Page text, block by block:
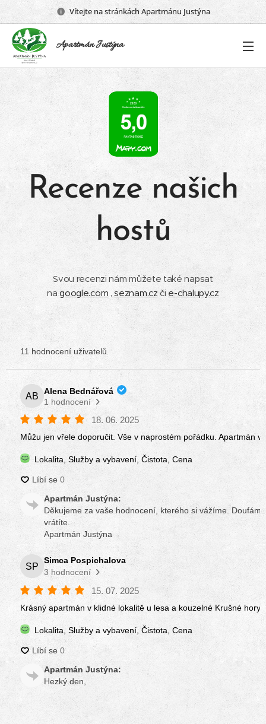
Vítejte na stránkách Apartmánu Justýna
Apartmán Justýna
Recenze našich
hostů
Svou recenzi nám můžete také napsat
nagoogle.com ,seznam.cz či e-chalupy.cz